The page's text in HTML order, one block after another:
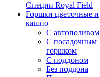
Специи Royal Field
Горшки цветочные и
кашпо
С автополивом
С посадочным
горшком
С поддоном
Без поддона